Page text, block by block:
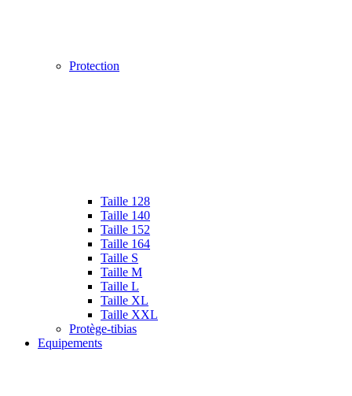
Protection
Taille 128
Taille 140
Taille 152
Taille 164
Taille S
Taille M
Taille L
Taille XL
Taille XXL
Protège-tibias
Equipements